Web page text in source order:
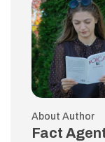
About Author
Fact